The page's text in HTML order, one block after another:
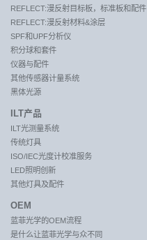
REFLECT:漫反射目标板，标准板和配件
REFLECT:漫反射材料&涂层
SPF和UPF分析仪
积分球和套件
仪器与配件
其他传感器计量系统
黑体光源
ILT产品
ILT光测量系统
传统灯具
ISO/IEC光度计校准服务
LED照明创新
其他灯具及配件
OEM
蓝菲光学的OEM流程
是什么让蓝菲光学与众不同